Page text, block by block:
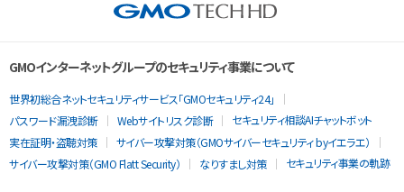
GMOインターネットグループのセキュリティ事業について
世界初総合ネットセキュリティサービス「GMOセキュリティ24」
パスワード漏洩診断
Webサイトリスク診断
セキュリティ相談AIチャットボット
実在証明・盗聴対策
サイバー攻撃対策（GMOサイバーセキュリティ byイエラエ）
サイバー攻撃対策（GMO Flatt Security）
なりすまし対策 セキュリティ事業の軌跡